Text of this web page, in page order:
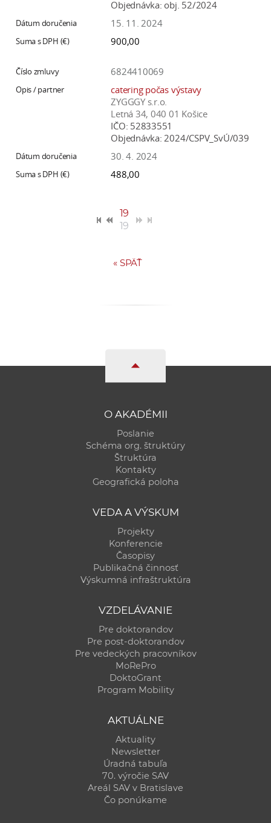
Objednávka: obj. 52/2024
15. 11. 2024
900,00
6824410069
catering počas výstavy
ZYGGGY s.r.o.
Letná 34, 040 01 Košice
IČO: 52833551
Objednávka: 2024/CSPV_SvÚ/039
30. 4. 2024
488,00
19
19
«SPÄŤ
O AKADÉMII
Poslanie
Schéma org. štruktúry
Štruktúra
Kontakty
Geografická poloha
VEDA A VÝSKUM
Projekty
Konferencie
Časopisy
Publikačná činnosť
Výskumná infraštruktúra
VZDELÁVANIE
Pre doktorandov
Pre post-doktorandov
Pre vedeckých pracovníkov
MoRePro
DoktoGrant
Program Mobility
AKTUÁLNE
Aktuality
Newsletter
Úradná tabuľa
70. výročie SAV
Areál SAV v Bratislave
Čo ponúkame